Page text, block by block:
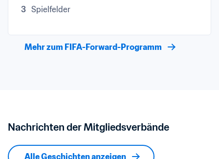
3 Spielfelder
Mehr zum FIFA-Forward-Programm
Nachrichten der Mitgliedsverbände
Alle Geschichten anzeigen